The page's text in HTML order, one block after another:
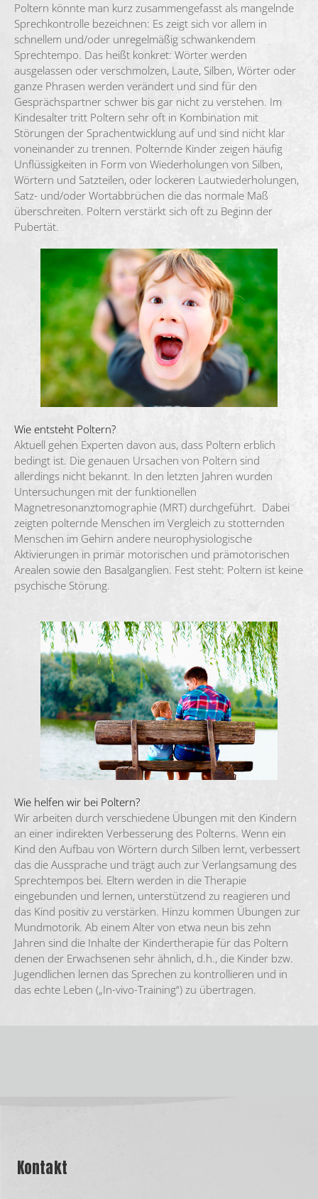
Poltern könnte man kurz zusammengefasst als mangelnde
Sprechkontrolle bezeichnen: Es zeigt sich vor allem in
schnellem und/oder unregelmäßig schwankendem
Sprechtempo. Das heißt konkret: Wörter werden
ausgelassen oder verschmolzen, Laute, Silben, Wörter oder
ganze Phrasen werden verändert und sind für den
Gesprächspartner schwer bis gar nicht zu verstehen. Im
Kindesalter tritt Poltern sehr oft in Kombination mit
Störungen der Sprachentwicklung auf und sind nicht klar
voneinander zu trennen. Polternde Kinder zeigen häufig
Unflüssigkeiten in Form von Wiederholungen von Silben,
Wörtern und Satzteilen, oder lockeren Lautwiederholungen,
Satz- und/oder Wortabbrüchen die das normale Maß
überschreiten. Poltern verstärkt sich oft zu Beginn der
Pubertät.
Wie entsteht Poltern?
Aktuell gehen Experten davon aus, dass Poltern erblich
bedingt ist. Die genauen Ursachen von Poltern sind
allerdings nicht bekannt. In den letzten Jahren wurden
Untersuchungen mit der funktionellen
Magnetresonanztomographie (MRT) durchgeführt. Dabei
zeigten polternde Menschen im Vergleich zu stotternden
Menschen im Gehirn andere neurophysiologische
Aktivierungen in primär motorischen und prämotorischen
Arealen sowie den Basalganglien. Fest steht: Poltern ist keine
psychische Störung.
Wie helfen wir bei Poltern?
Wir arbeiten durch verschiedene Übungen mit den Kindern
an einer indirekten Verbesserung des Polterns. Wenn ein
Kind den Aufbau von Wörtern durch Silben lernt, verbessert
das die Aussprache und trägt auch zur Verlangsamung des
Sprechtempos bei. Eltern werden in die Therapie
eingebunden und lernen, unterstützend zu reagieren und
das Kind positiv zu verstärken. Hinzu kommen Übungen zur
Mundmotorik. Ab einem Alter von etwa neun bis zehn
Jahren sind die Inhalte der Kindertherapie für das Poltern
denen der Erwachsenen sehr ähnlich, d.h., die Kinder bzw.
Jugendlichen lernen das Sprechen zu kontrollieren und in
das echte Leben („In-vivo-Training“) zu übertragen.
Kontakt